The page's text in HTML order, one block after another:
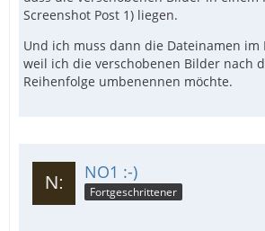
Screenshot Post 1) liegen.
Und ich muss dann die Dateinamen im
weil ich die verschobenen Bilder nach
Reihenfolge umbenennen möchte.
NO1 :-)
Fortgeschrittener